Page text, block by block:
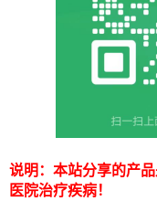
说明：本站分享的产
医院治疗疾病！